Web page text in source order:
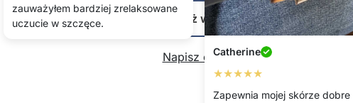
zauważyłem bardziej zrelaksowane
uczucie w szczęce.
zawsze mnie uspokaja.
Catherine
★★★★★
Zapewnia mojej skórze dobre
Pokaż więcej
Napisz opinię